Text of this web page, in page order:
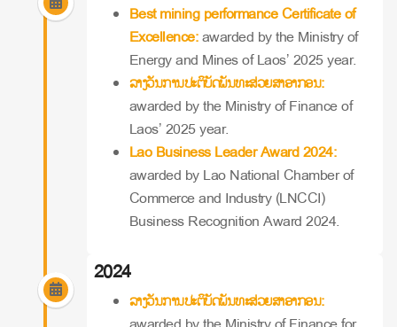
Best mining performance Certificate of
Excellence:awarded by the Ministry of
Energy and Mines of Laos’ 2025 year.
ລາງວັນການປະຕິບັດພັນທະສ່ວຍສາອາກອນ:
awarded by the Ministry of Finance of
Laos’ 2025 year.
Lao Business Leader Award 2024:
awarded by Lao National Chamber of
Commerce and Industry (LNCCI)
Business Recognition Award 2024.
2024
ລາງວັນການປະຕິບັດພັນທະສ່ວຍສາອາກອນ: